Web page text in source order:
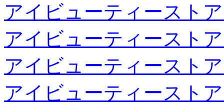
アイビューティースト
アイビューティースト
アイビューティースト
アイビューティースト